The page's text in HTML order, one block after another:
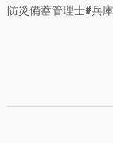
防災備蓄管理士#兵